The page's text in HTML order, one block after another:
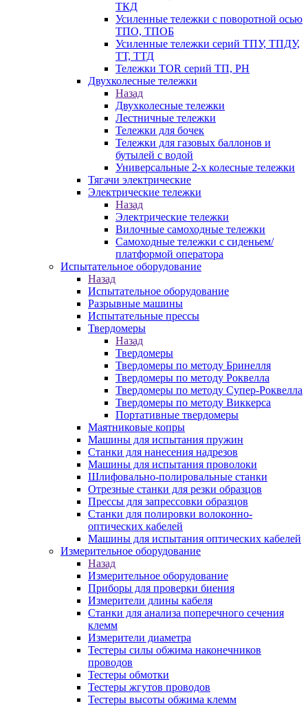
ТКД
Усиленные тележки с поворотной осью
ТПО, ТПОБ
Усиленные тележки серий ТПУ, ТПДУ,
ТТ, ТТД
Тележки TOR серий ТП, PH
Двухколесные тележки
Назад
Двухколесные тележки
Лестничные тележки
Тележки для бочек
Тележки для газовых баллонов и
бутылей с водой
Универсальные 2-х колесные тележки
Тягачи электрические
Электрические тележки
Назад
Электрические тележки
Вилочные самоходные тележки
Самоходные тележки с сиденьем/
платформой оператора
Испытательное оборудование
Назад
Испытательное оборудование
Разрывные машины
Испытательные прессы
Твердомеры
Назад
Твердомеры
Твердомеры по методу Бринелля
Твердомеры по методу Роквелла
Твердомеры по методу Супер-Роквелла
Твердомеры по методу Виккерса
Портативные твердомеры
Маятниковые копры
Машины для испытания пружин
Станки для нанесения надрезов
Машины для испытания проволоки
Шлифовально-полировальные станки
Отрезные станки для резки образцов
Прессы для запрессовки образцов
Станки для полировки волоконно-
оптических кабелей
Машины для испытания оптических кабелей
Измерительное оборудование
Назад
Измерительное оборудование
Приборы для проверки биения
Измерители длины кабеля
Станки для анализа поперечного сечения
клемм
Измерители диаметра
Тестеры силы обжима наконечников
проводов
Тестеры обмотки
Тестеры жгутов проводов
Тестеры высоты обжима клемм